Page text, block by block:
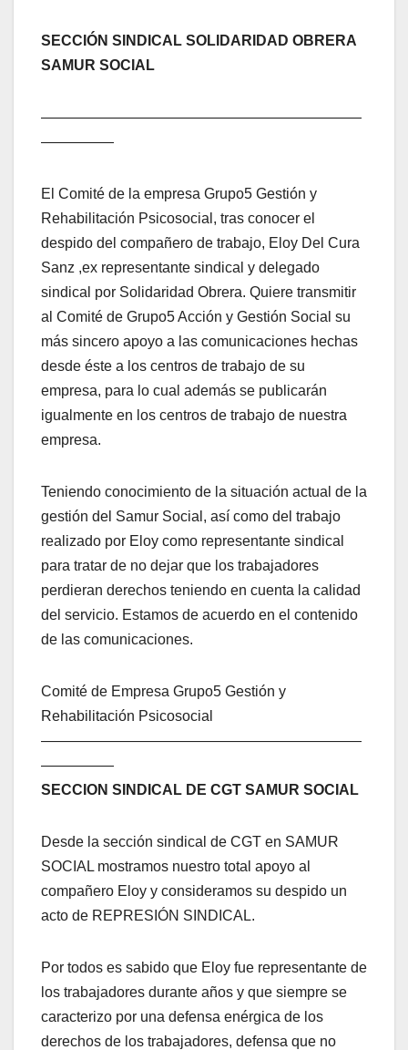
SECCIÓN SINDICAL SOLIDARIDAD OBRERA
SAMUR SOCIAL
——————————————————————
—————
El Comité de la empresa Grupo5 Gestión y
Rehabilitación Psicosocial, tras conocer el
despido del compañero de trabajo, Eloy Del Cura
Sanz ,ex representante sindical y delegado
sindical por Solidaridad Obrera. Quiere transmitir
al Comité de Grupo5 Acción y Gestión Social su
más sincero apoyo a las comunicaciones hechas
desde éste a los centros de trabajo de su
empresa, para lo cual además se publicarán
igualmente en los centros de trabajo de nuestra
empresa.
Teniendo conocimiento de la situación actual de la
gestión del Samur Social, así como del trabajo
realizado por Eloy como representante sindical
para tratar de no dejar que los trabajadores
perdieran derechos teniendo en cuenta la calidad
del servicio. Estamos de acuerdo en el contenido
de las comunicaciones.
Comité de Empresa Grupo5 Gestión y
Rehabilitación Psicosocial
——————————————————————
—————
SECCION SINDICAL DE CGT SAMUR SOCIAL
Desde la sección sindical de CGT en SAMUR
SOCIAL mostramos nuestro total apoyo al
compañero Eloy y consideramos su despido un
acto de REPRESIÓN SINDICAL.
Por todos es sabido que Eloy fue representante de
los trabajadores durante años y que siempre se
caracterizo por una defensa enérgica de los
derechos de los trabajadores, defensa que no